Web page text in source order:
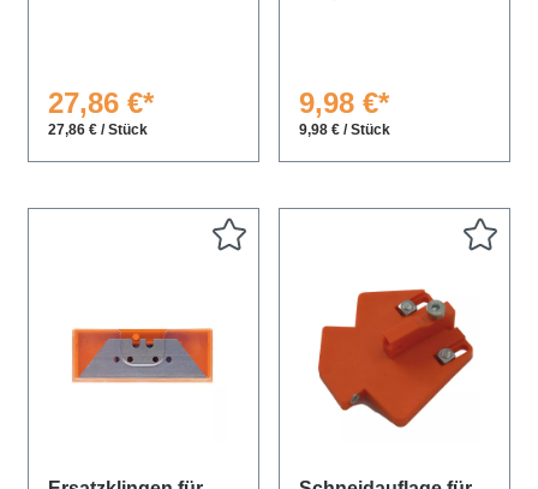
27,86 €*
27,86 € / Stück
9,98 €*
9,98 € / Stück